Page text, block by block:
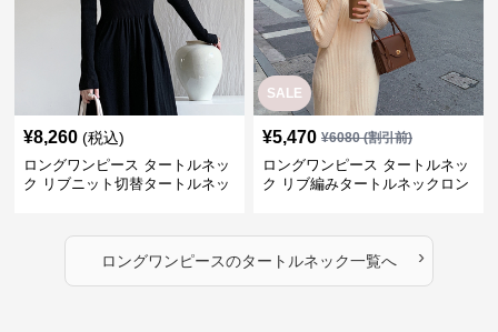
¥8,260 (税込)
ロングワンピース タートルネッ
ク リブニット切替タートルネッ
SALE
¥5,470 ¥6080(割引前)
ロングワンピース タートルネッ
ク リブ編みタートルネックロン
ロングワンピースのタートルネック一覧へ ›